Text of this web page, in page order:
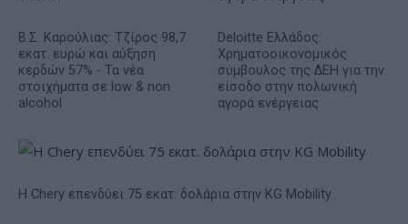
Β.Σ. Καρούλιας: Τζίρος 98,7
εκατ. ευρώ και αύξηση
κερδών 57% - Τα νέα
στοιχήματα σε low & non
alcohol
Deloitte Ελλάδος:
Χρηματοοικονομικός
σύμβουλος της ΔΕΗ για την
είσοδο στην πολωνική
αγορά ενέργειας
Η Chery επενδύει 75 εκατ. δολάρια στην KG Mobility